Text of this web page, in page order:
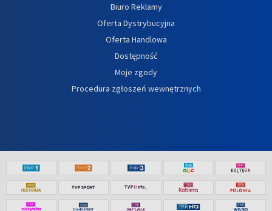
Biuro Reklamy
Oferta Dystrybucyjna
Oferta Handlowa
Dostępność
Moje zgody
Procedura zgłoszeń wewnętrznych